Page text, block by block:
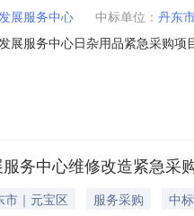
展服务中心 中标单位： 丹东
展服务中心日杂用品紧急采购
，按照辽宁省财政厅《关于做
务中心维修改造紧急采
市｜元宝区 服务采购
中